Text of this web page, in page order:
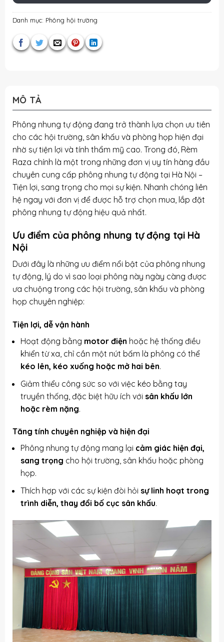
Danh mục: Phông hội trường
MÔ TẢ
Phông nhung tự động đang trở thành lựa chọn ưu tiên
cho các hội trường, sân khấu và phòng họp hiện đại
nhờ sự tiện lợi và tính thẩm mỹ cao. Trong đó, Rèm
Raza chính là một trong những đơn vị uy tín hàng đầu
chuyên cung cấp phông nhung tự động tại Hà Nội –
Tiện lợi, sang trọng cho mọi sự kiện. Nhanh chóng liên
hệ ngay với đơn vị để được hỗ trợ chọn mua, lắp đặt
phông nhung tự động hiệu quả nhất.
Ưu điểm của phông nhung tự động tại Hà
Nội
Dưới đây là những ưu điểm nổi bật của phông nhung
tự động, lý do vì sao loại phông này ngày càng được
ưa chuộng trong các hội trường, sân khấu và phòng
họp chuyên nghiệp:
Tiện lợi, dễ vận hành
Hoạt động bằng motor điện hoặc hệ thống điều
khiển từ xa, chỉ cần một nút bấm là phông có thể
kéo lên, kéo xuống hoặc mở hai bên.
Giảm thiểu công sức so với việc kéo bằng tay
truyền thống, đặc biệt hữu ích với sân khấu lớn
hoặc rèm nặng.
Tăng tính chuyên nghiệp và hiện đại
Phông nhung tự động mang lại cảm giác hiện đại,
sang trọng cho hội trường, sân khấu hoặc phòng
họp.
Thích hợp với các sự kiện đòi hỏi sự linh hoạt trong
trình diễn, thay đổi bố cục sân khấu.